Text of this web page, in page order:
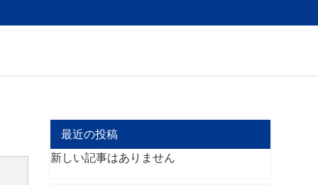
最近の投稿
新しい記事はありません